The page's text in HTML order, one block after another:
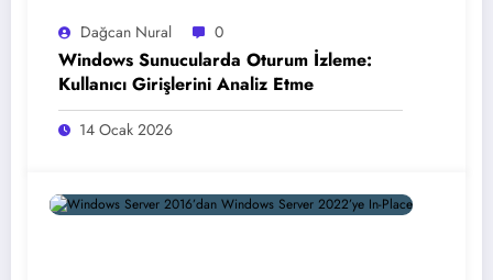
Dağcan Nural 0
Windows Sunucularda Oturum İzleme:
Kullanıcı Girişlerini Analiz Etme
14 Ocak 2026